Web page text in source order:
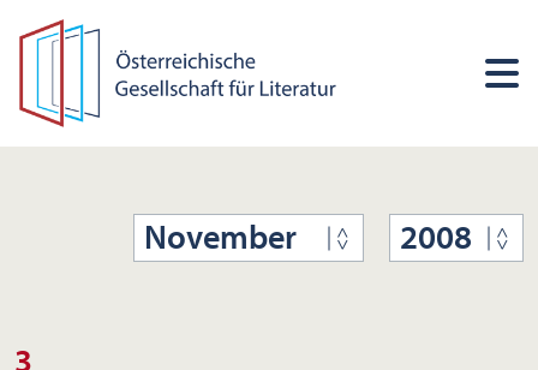
November 2008
3